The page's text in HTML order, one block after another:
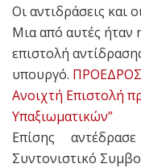
Οι αντιδράσεις και
Μια από αυτές ήταν
επιστολή
υπουργό.
Ανοιχτή Επιστολή
Υπαξιωματικών”
Επίσης
Συντονιστικό